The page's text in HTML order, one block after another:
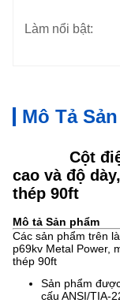
Làm nổi bật:
Mô Tả
Cột
cao và độ
thép 90ft
Mô tả Sản phẩm
Các sản phẩm trên
p69kv Metal Power,
thép 90ft
Sản phẩm
cấu ANSI/TIA-